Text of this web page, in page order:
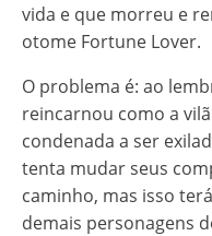
vida e que morreu e
otome Fortune Lover.
O problema é: ao
reincarnou como a
condenada a ser
tenta mudar seus
caminho, mas isso
demais personagens